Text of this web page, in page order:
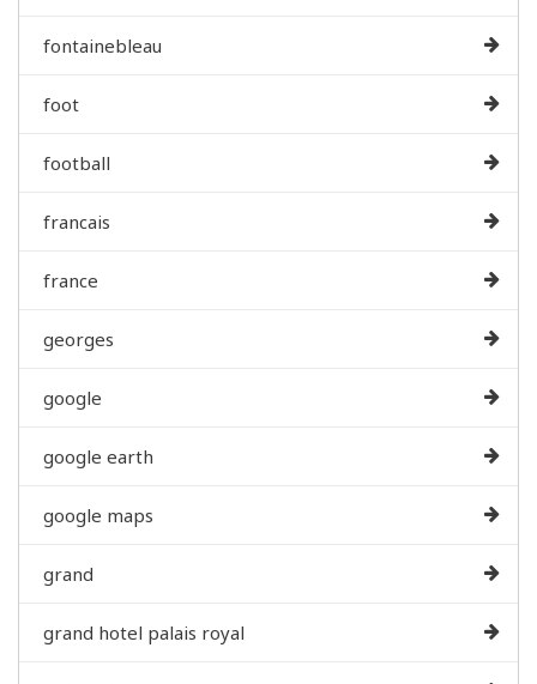
fontainebleau
foot
football
francais
france
georges
google
google earth
google maps
grand
grand hotel palais royal